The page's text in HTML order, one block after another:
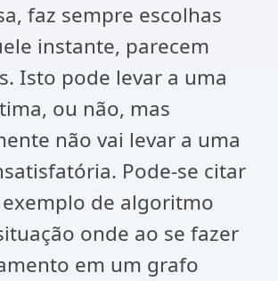
faz sempre escolhas
instante, parecem
Isto pode levar a uma
ou não, mas
não vai levar a uma
Pode-se citar
de algoritmo
onde ao se fazer
em um grafo